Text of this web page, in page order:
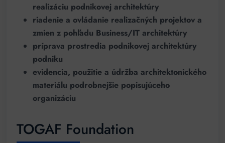
realizáciu podnikovej architektúry
riadenie a ovládanie realizačných projektov a
zmien z pohľadu Business/IT architektúry
príprava prostredia podnikovej architektúry
podniku
evidencia, použitie a údržba architektonického
materiálu podrobnejšie popisujúceho
organizáciu
TOGAF Foundation